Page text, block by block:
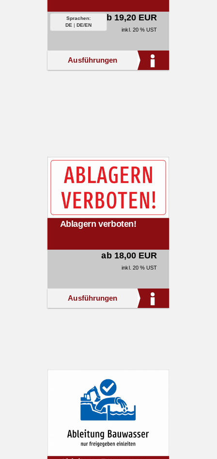
Sprachen:
DE | DE/EN
ab 19,20 EUR
inkl. 20 % UST
Ausführungen
Ablagern verboten!
ab 18,00 EUR
inkl. 20 % UST
Ausführungen